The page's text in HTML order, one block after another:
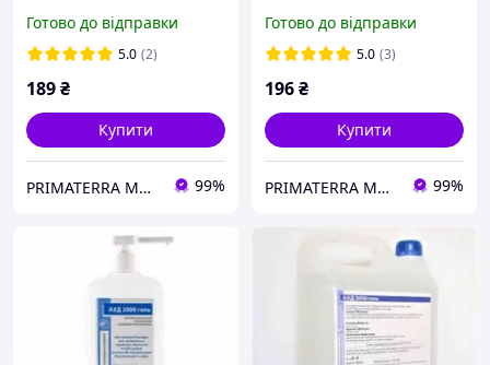
Готово до відправки
5.0 (2)
189₴
Купити
PRIMATERRA Миючі засоби 99%
Готово до відправки
5.0 (3)
196₴
Купити
PRIMATERRA Миючі засоби 99%